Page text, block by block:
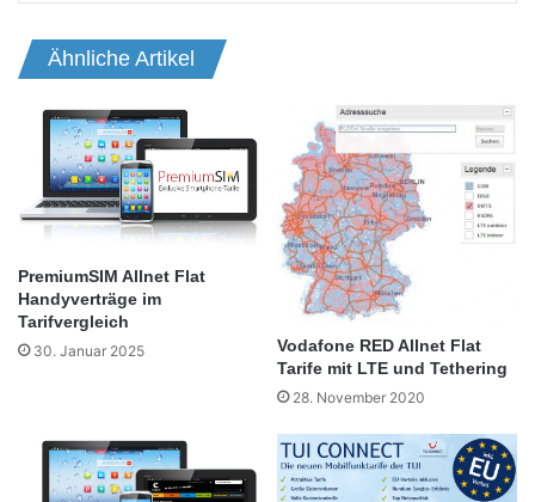
Ähnliche Artikel
PremiumSIM Allnet Flat
Handyverträge im
Tarifvergleich
30. Januar 2025
Vodafone RED Allnet Flat
Tarife mit LTE und Tethering
28. November 2020